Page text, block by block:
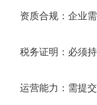
资质合规：企业需
税务证明：必须持
运营能力：需提交